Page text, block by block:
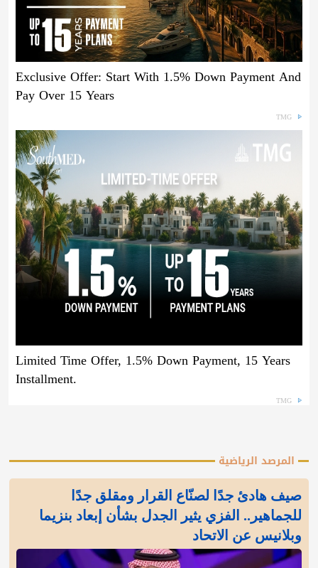
Exclusive Offer: Start With 1.5% Down Payment And
Pay Over 15 Years
TMG
Limited Time Offer, 1.5% Down Payment, 15 Years
Installment.
TMG
المرصد الرياضية
صيف هادئ جدًا لصنّاع القرار ومقلق جدًا
للجماهير.. الفزي يثير الجدل بشأن إبعاد بنزيما
وبلانيس عن الاتحاد